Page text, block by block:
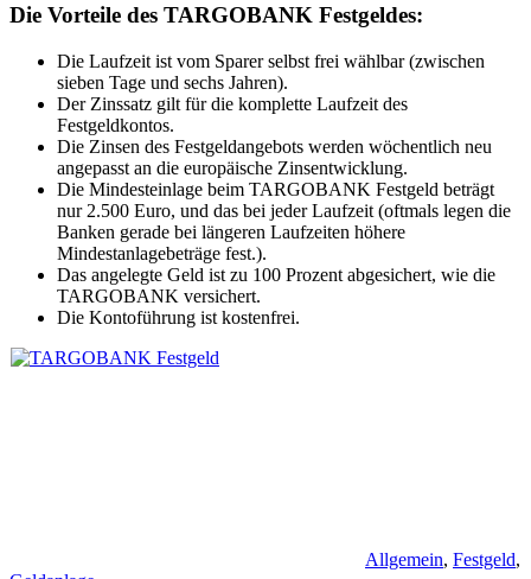
Die Vorteile des TARGOBANK Festgeldes:
Die Laufzeit ist vom Sparer selbst frei wählbar (zwischen
sieben Tage und sechs Jahren).
Der Zinssatz gilt für die komplette Laufzeit des
Festgeldkontos.
Die Zinsen des Festgeldangebots werden wöchentlich neu
angepasst an die europäische Zinsentwicklung.
Die Mindesteinlage beim TARGOBANK Festgeld beträgt
nur 2.500 Euro, und das bei jeder Laufzeit (oftmals legen die
Banken gerade bei längeren Laufzeiten höhere
Mindestanlagebeträge fest.).
Das angelegte Geld ist zu 100 Prozent abgesichert, wie die
TARGOBANK versichert.
Die Kontoführung ist kostenfrei.
Allgemein, Festgeld,